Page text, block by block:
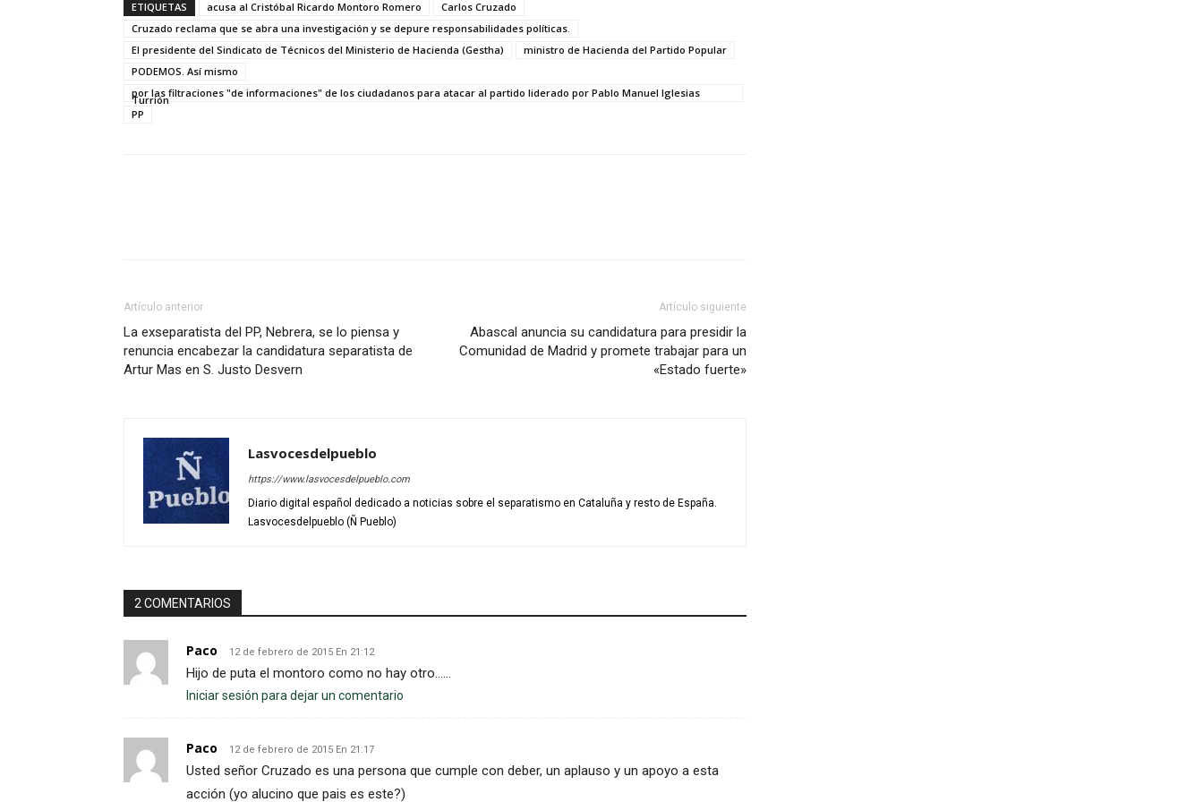
ETIQUETAS acusa al Cristóbal Ricardo Montoro Romero
Carlos Cruzado
Cruzado reclama que se abra una investigación y se depure responsabilidades políticas.
El presidente del Sindicato de Técnicos del Ministerio de Hacienda (Gestha)
ministro de Hacienda del Partido Popular
PODEMOS. Así mismo
por las filtraciones "de informaciones" de los ciudadanos para atacar al partido liderado por Pablo Manuel Iglesias
Turrión
PP
Artículo anterior
La exseparatista del PP, Nebrera, se lo piensa y
renuncia encabezar la candidatura separatista de
Artur Mas en S. Justo Desvern
Artículo siguiente
Abascal anuncia su candidatura para presidir la
Comunidad de Madrid y promete trabajar para un
«Estado fuerte»
Lasvocesdelpueblo
https://www.lasvocesdelpueblo.com
Diario digital español dedicado a noticias sobre el separatismo en Cataluña y resto de España.
Lasvocesdelpueblo (Ñ Pueblo)
2 COMENTARIOS
Paco 12 de febrero de 2015 En 21:12
Hijo de puta el montoro como no hay otro……
Iniciar sesión para dejar un comentario
Paco 12 de febrero de 2015 En 21:17
Usted señor Cruzado es una persona que cumple con deber, un aplauso y un apoyo a esta
acción (yo alucino que pais es este?)